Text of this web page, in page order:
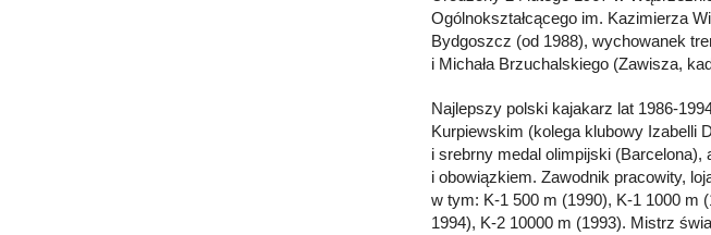
Ogólnokształcącego im. Kazimierza
Bydgoszcz (od 1988), wychowanek
i Michała Brzuchalskiego (Zawisza,
Najlepszy polski kajakarz lat 1986-
Kurpiewskim (kolega klubowy Izabelli
i srebrny medal olimpijski (Barcelona),
i obowiązkiem. Zawodnik pracowity,
w tym: K-1 500 m (1990), K-1 1000 m
1994), K-2 10000 m (1993). Mistrz